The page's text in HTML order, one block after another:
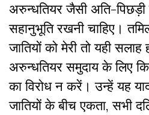
अरुन्धतियर जैसी अति-पिछड़ी
सहानुभूति रखनी चाहिए।
जातियों को मेरी तो यही सलाह
अरुन्धतियर समुदाय के लिए
का विरोध न करें। उन्हें यह
जातियों के बीच एकता, सभी